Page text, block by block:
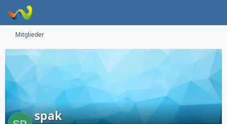
Mitglieder
spak